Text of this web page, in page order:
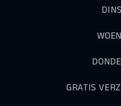
GRATIS